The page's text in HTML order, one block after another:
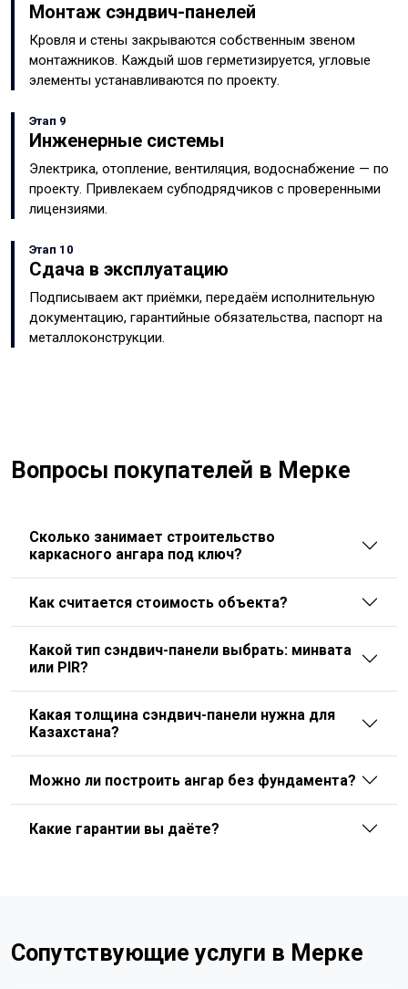
Монтаж сэндвич-панелей
Кровля и стены закрываются собственным звеном
монтажников. Каждый шов герметизируется, угловые
элементы устанавливаются по проекту.
Этап 9
Инженерные системы
Электрика, отопление, вентиляция, водоснабжение — по
проекту. Привлекаем субподрядчиков с проверенными
лицензиями.
Этап 10
Сдача в эксплуатацию
Подписываем акт приёмки, передаём исполнительную
документацию, гарантийные обязательства, паспорт на
металлоконструкции.
Вопросы покупателей в Мерке
Сколько занимает строительство
каркасного ангара под ключ?
Как считается стоимость объекта?
Какой тип сэндвич-панели выбрать: минвата
или PIR?
Какая толщина сэндвич-панели нужна для
Казахстана?
Можно ли построить ангар без фундамента?
Какие гарантии вы даёте?
Сопутствующие услуги в Мерке